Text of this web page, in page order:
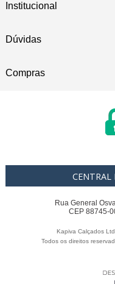
Institucional
Dúvidas
Compras
Rua General
CEP 88745-
Kapiva Calçados
Todos os direitos